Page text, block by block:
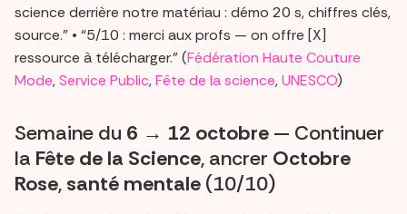
science derrière notre matériau : démo 20 s, chiffres clés,
source.” • “5/10 : merci aux profs — on offre [X]
ressource à télécharger.” (Fédération Haute Couture
Mode,Service Public,Fête de la science,UNESCO)
Semaine du 6 → 12 octobre — Continuer
la Fête de la Science, ancrer Octobre
Rose, santé mentale (10/10)